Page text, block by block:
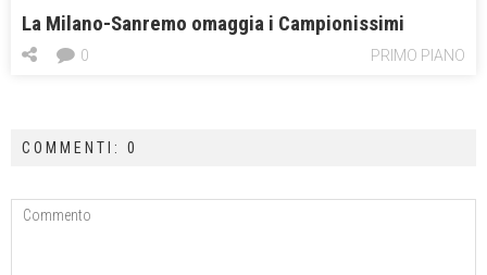
La Milano-Sanremo omaggia i Campionissimi
PRIMO PIANO
0
COMMENTI: 0